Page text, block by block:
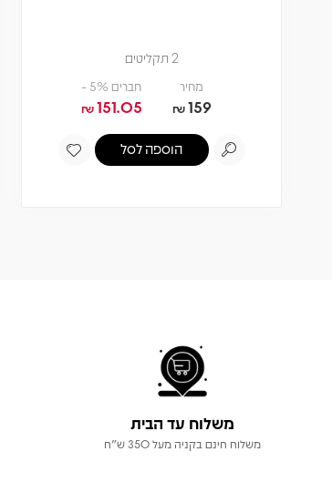
2 תקליטים
מחיר
159
₪
חברים 5% -
151.05
₪
הוספה לסל
משלוח עד הבית
משלוח חינם בקניה מעל 350 ש"ח